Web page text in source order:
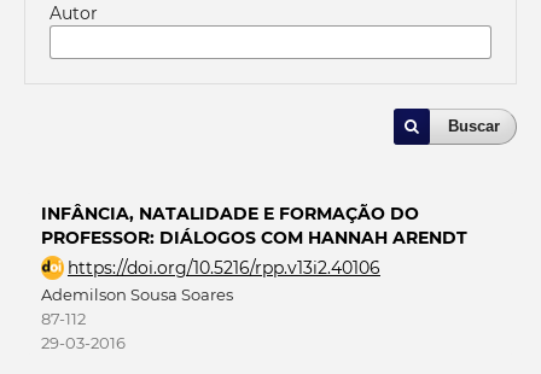
Autor
Buscar
INFÂNCIA, NATALIDADE E FORMAÇÃO DO
PROFESSOR: DIÁLOGOS COM HANNAH ARENDT
https://doi.org/10.5216/rpp.v13i2.40106
Ademilson Sousa Soares
87-112
29-03-2016